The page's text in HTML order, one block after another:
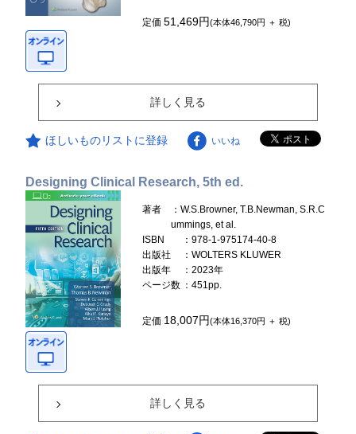
定価51,469円(本体46,790円 ＋ 税)
詳しく見る
ほしいものリストに登録 いいね
Designing Clinical Research, 5th ed.
著者
：W.S.Browner, T.B.Newman, S.R.C
ummings, et al.
ISBN
：978-1-975174-40-8
出版社
：WOLTERS KLUWER
出版年
：2023年
ページ数 ：451pp.
定価 18,007円(本体16,370円 ＋ 税)
詳しく見る